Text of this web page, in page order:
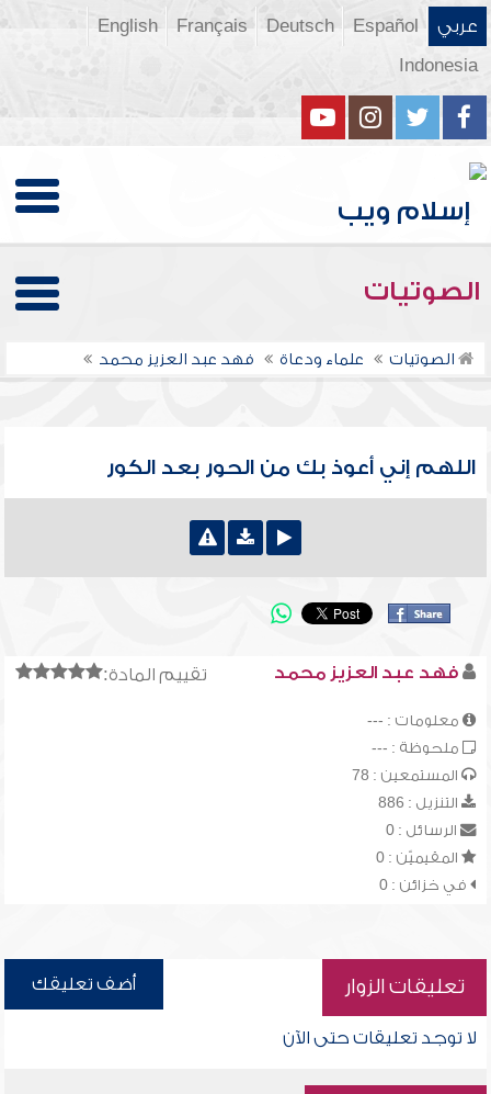
عربي Español
Deutsch
Français
English
Indonesia
الصوتيات
الصوتيات علماء ودعاة فهد عبد العزيز محمد
اللهم إني أعوذ بك من الحور بعد الكور
تقييم المادة: فهد عبد العزيز محمد
معلومات : ---
ملحوظة : ---
المستمعين : 78
التنزيل : 886
الرسائل : 0
المقيميّن : 0
في خزائن : 0
تعليقات الزوار أضف تعليقك
لا توجد تعليقات حتى الآن